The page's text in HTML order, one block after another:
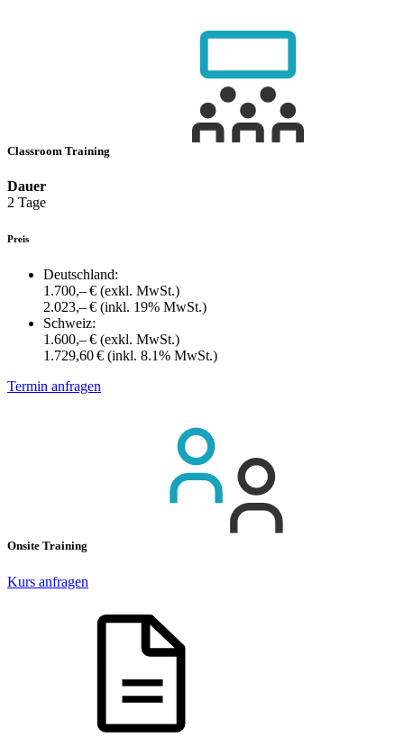
Classroom Training
Dauer
2 Tage
Preis
Deutschland:
1.700,– € (exkl. MwSt.)
2.023,– € (inkl. 19% MwSt.)
Schweiz:
1.600,– € (exkl. MwSt.)
1.729,60 € (inkl. 8.1% MwSt.)
Termin anfragen
Onsite Training
Kurs anfragen